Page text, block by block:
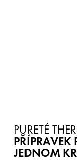
PURETÉ
PŘÍPRAVEK
JEDNOM